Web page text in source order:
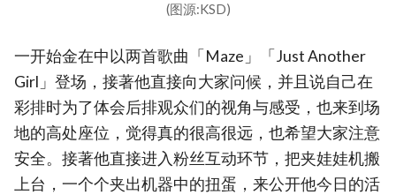
(图源:KSD)
一开始金在中以两首歌曲「Maze」「Just Another
Girl」登场，接著他直接向大家问候，并且说自己在
彩排时为了体会后排观众们的视角与感受，也来到场
地的高处座位，觉得真的很高很远，也希望大家注意
安全。接著他直接进入粉丝互动环节，把夹娃娃机搬
上台，一个个夹出机器中的扭蛋，来公开他今日的活